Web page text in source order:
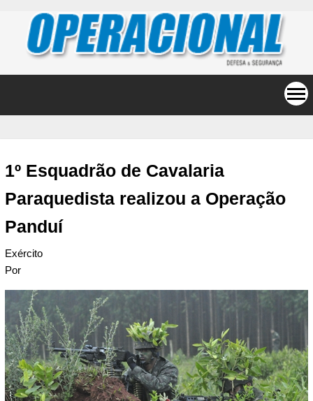
1º Esquadrão de Cavalaria
Paraquedista realizou a Operação
Panduí
Exército
Por